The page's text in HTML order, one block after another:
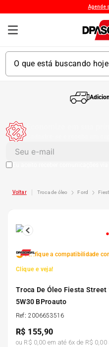
Agende
troca de óleo ford
Verifique a compatibilidade
Clique e veja!
Troca De Óleo Fiesta
5W30 BProauto
Ref: 2006653516
R$ 155,90
ou R$ 0,00 em até 6x de R$ 0,00
2 º Kit Pneu
5
6º 175 70r14
7º 185 65r15
8º 185 60r15